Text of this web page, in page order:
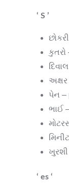
‘ S ’
અક્ષર
પેન –
ભાઈ
‘ es ‘